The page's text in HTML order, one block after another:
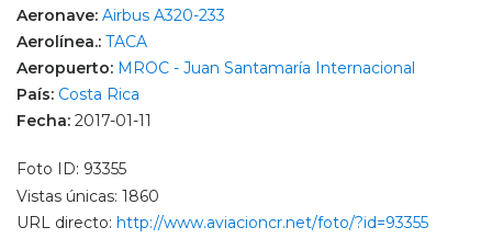
Aeronave: Airbus A320-233
Aerolínea.: TACA
Aeropuerto: MROC - Juan Santamaría Internacional
País: Costa Rica
Fecha: 2017-01-11
Foto ID: 93355
Vistas únicas: 1860
URL directo: http://www.aviacioncr.net/foto/?id=93355